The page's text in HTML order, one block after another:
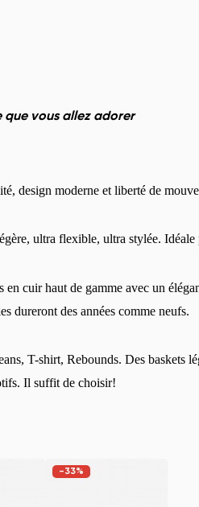
vous allez adorer
design moderne et liberté de
ultra flexible, ultra stylée.
en cuir haut de gamme avec un
dureront des années comme neufs.
T-shirt, Rebounds. Des baskets
Il suffit de choisir!
-33%